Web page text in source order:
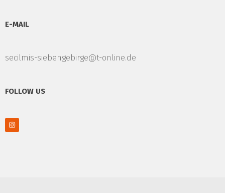
E-MAIL
secilmis-siebengebirge@t-online.de
FOLLOW US